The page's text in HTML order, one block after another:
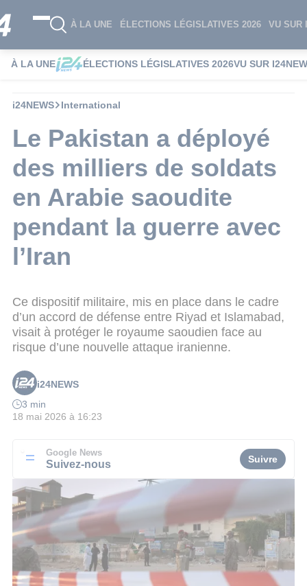
À LA UNE ÉLECTIONS LÉGISLATIVES 2026 VU SUR
À LA UNE ÉLECTIONS LÉGISLATIVES 2026VU SUR
i24NEWS International
Le Pakistan a déployé
des milliers de soldats
en Arabie saoudite
pendant la guerre avec
l’Iran
Ce dispositif militaire, mis en place dans le cadre
d’un accord de défense entre Riyad et Islamabad,
visait à protéger le royaume saoudien face au
risque d’une nouvelle attaque iranienne.
i24NEWS
3 min
18 mai 2026 à 16:23
Google News
Suivez-nous Suivre